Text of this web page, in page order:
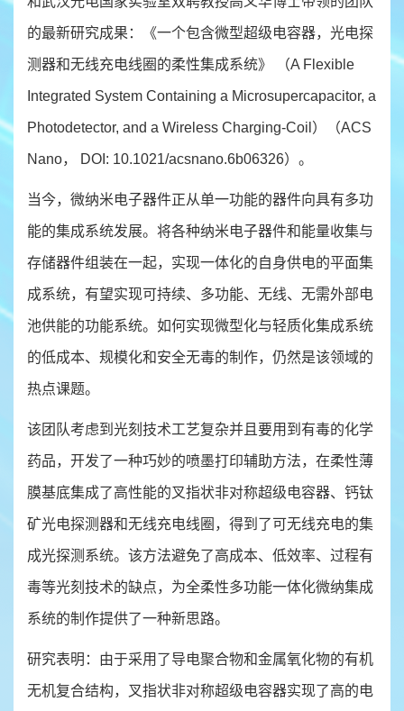
的最新研究成果：《一个包含微型超级电容器，光电探
测器和无线充电线圈的柔性集成系统》 （A Flexible
Integrated System Containing a Microsupercapacitor, a
Photodetector, and a Wireless Charging-Coil）（ACS
Nano， DOI: 10.1021/acsnano.6b06326）。
当今，微纳米电子器件正从单一功能的器件向具有多功
能的集成系统发展。将各种纳米电子器件和能量收集与
存储器件组装在一起，实现一体化的自身供电的平面集
成系统，有望实现可持续、多功能、无线、无需外部电
池供能的功能系统。如何实现微型化与轻质化集成系统
的低成本、规模化和安全无毒的制作，仍然是该领域的
热点课题。
该团队考虑到光刻技术工艺复杂并且要用到有毒的化学
药品，开发了一种巧妙的喷墨打印辅助方法，在柔性薄
膜基底集成了高性能的叉指状非对称超级电容器、钙钛
矿光电探测器和无线充电线圈，得到了可无线充电的集
成光探测系统。该方法避免了高成本、低效率、过程有
毒等光刻技术的缺点，为全柔性多功能一体化微纳集成
系统的制作提供了一种新思路。
研究表明：由于采用了导电聚合物和金属氧化物的有机
无机复合结构，叉指状非对称超级电容器实现了高的电